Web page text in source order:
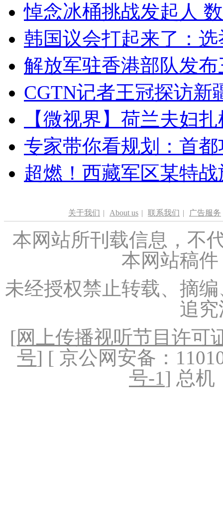
悼念冰桶挑战发起人
韩国议会打起来了：
解放军驻香港部队发
CGTN记者王冠探访新
【微视界】荷兰夫妇
专家带你看规划：首
超燃！西藏军区某特
关于我们 | About us | 联系我们 | 广告服务
本网站所刊载信息，不
本网站稿
未经授权禁止转载、摘
追
[网上传播视听节目许可
号] [ 京公网安备：
号-1] 总机